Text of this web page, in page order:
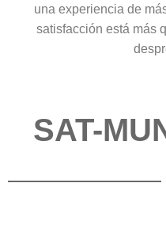
una experiencia de
satisfacción está más
SAT-